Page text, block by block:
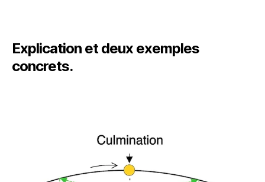
Explication et deux exemples
concrets.